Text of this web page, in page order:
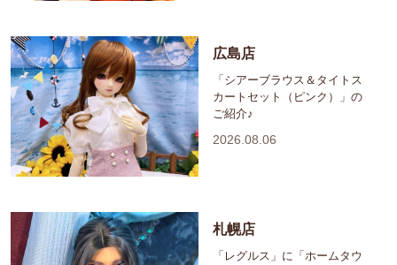
広島店
「シアーブラウス＆タイトス
カートセット（ピンク）」の
ご紹介♪
2026.08.06
札幌店
「レグルス」に「ホームタウ